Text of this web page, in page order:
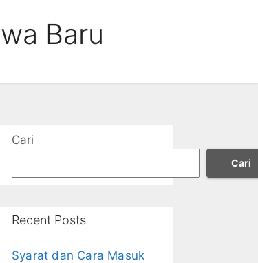
Baru
Cari
Cari
Recent Posts
Syarat dan Cara Masuk